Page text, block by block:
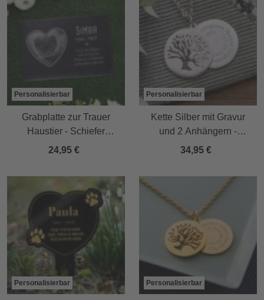
Personalisierbar
Grabplatte zur Trauer
Haustier - Schiefer
Gedenktafel mit Foto
24,95 €
Personalisierbar
Kette Silber mit Gravur
und 2 Anhängern -
Lebensbaum
34,95 €
Personalisierbar Personalisierbar